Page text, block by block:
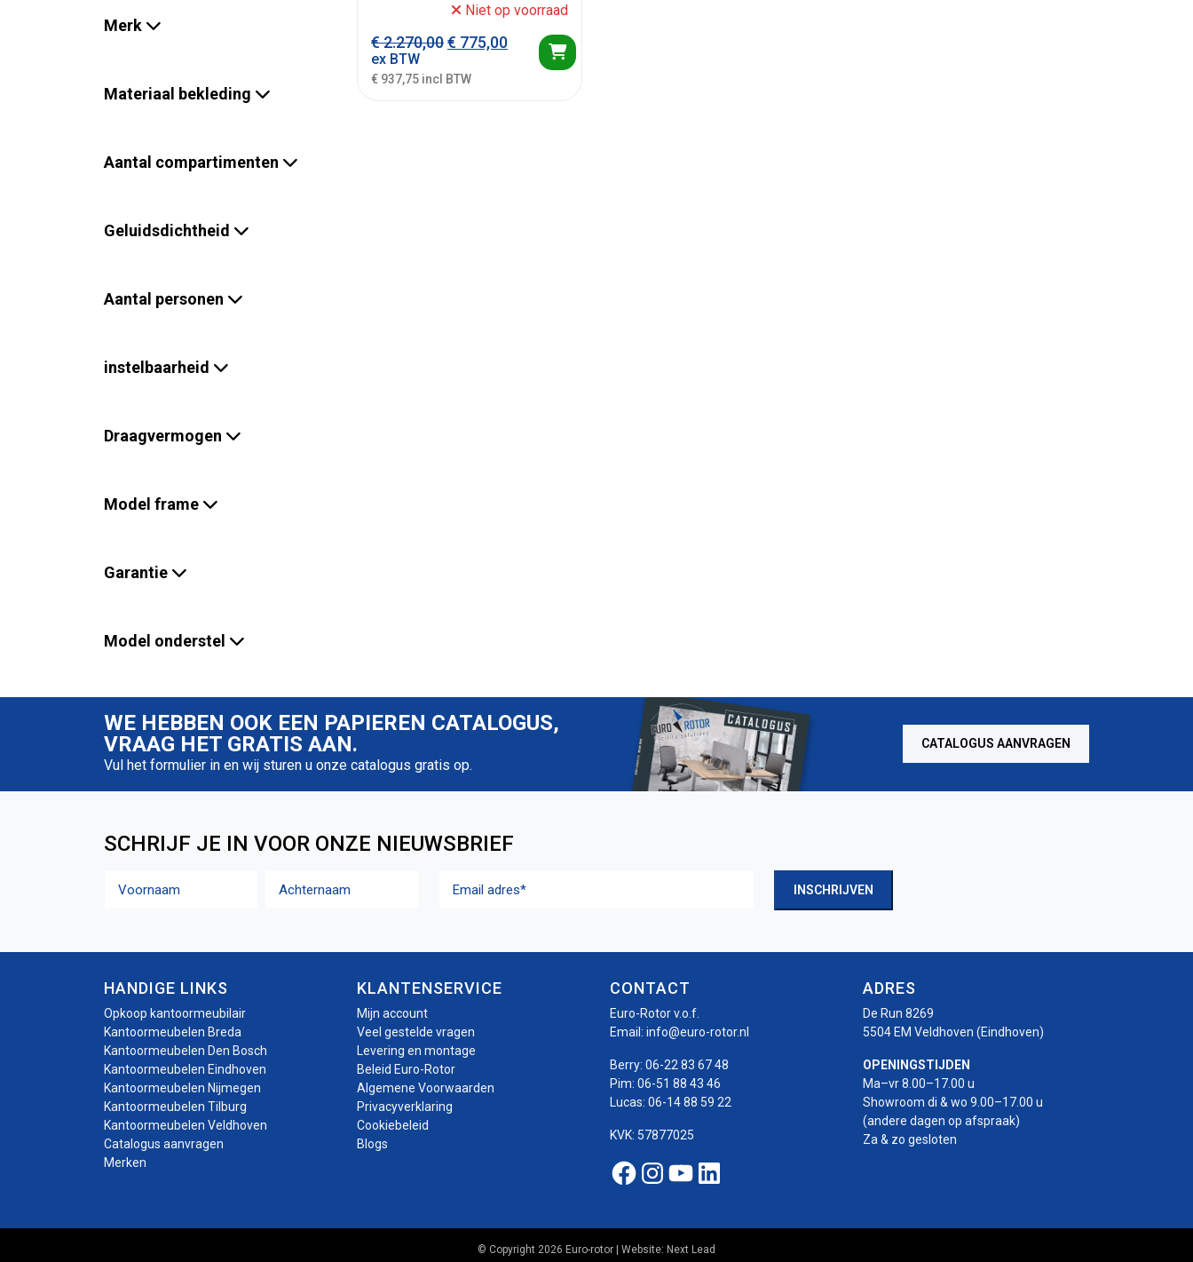
Merk
Materiaal bekleding
Aantal compartimenten
Geluidsdichtheid
Aantal personen
instelbaarheid
Draagvermogen
Model frame
Garantie
Model onderstel
Niet op voorraad
€2.270,00Oorspronkelijke prijs was: € 2.270,00.
€ 775,00Huidige prijs is: € 775,00.
ex BTW
€ 937,75 incl BTW
WE HEBBEN OOK EEN PAPIEREN CATALOGUS,
VRAAG HET GRATIS AAN.
Vul het formulier in en wij sturen u onze catalogus gratis op.
CATALOGUS AANVRAGEN
SCHRIJF JE IN VOOR ONZE NIEUWSBRIEF
INSCHRIJVEN
HANDIGE LINKS
Opkoop kantoormeubilair
Kantoormeubelen Breda
Kantoormeubelen Den Bosch
Kantoormeubelen Eindhoven
Kantoormeubelen Nijmegen
Kantoormeubelen Tilburg
Kantoormeubelen Veldhoven
Catalogus aanvragen
Merken
KLANTENSERVICE
Mijn account
Veel gestelde vragen
Levering en montage
Beleid Euro-Rotor
Algemene Voorwaarden
Privacyverklaring
Cookiebeleid
Blogs
CONTACT
Euro-Rotor v.o.f.
Email: info@euro-rotor.nl
Berry: 06-22 83 67 48
Pim: 06-51 88 43 46
Lucas: 06-14 88 59 22
KVK: 57877025
Facebook Euro-rotor
Instagram Euro-rotor
Youtube Euro-rotor
Linkedin Euro-rotor
ADRES
De Run 8269
5504 EM Veldhoven (Eindhoven)
OPENINGSTIJDEN
Ma–vr 8.00–17.00 u
Showroom di & wo 9.00–17.00 u
(andere dagen op afspraak)
Za & zo gesloten
© Copyright 2026 Euro-rotor | Website: Next Lead